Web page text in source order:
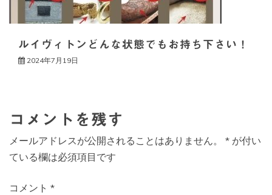
ルイヴィトンどんな状態でもお持ち下さい！
2024年7月19日
コメントを残す
メールアドレスが公開されることはありません。 * が付い
ている欄は必須項目です
コメント *